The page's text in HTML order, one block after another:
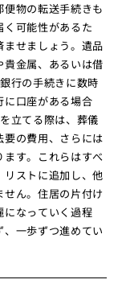
物の転送手続きも
可能性があるた
せましょう。遺品
金属、あるいは借
行の手続きに数時
に口座がある場合
立てる際は、葬儀
の費用、さらには
す。これらはすべ
ストに追加し、他
ん。住居の片付け
になっていく過程
一歩ずつ進めてい